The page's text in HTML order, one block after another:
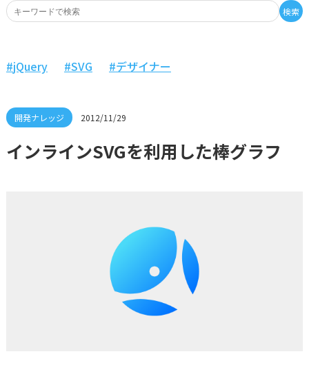
検索
2012/11/29
jQuery SVG デザイナー
インラインSVGを利用した棒グラフ